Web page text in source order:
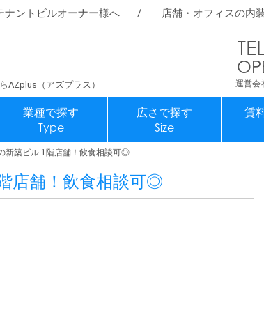
AZplus（アズプラス）
ナントビルオーナー様へ 店舗・オフィスの内
業種で探す
Type
広さで探す
Size
賃
運営会
新築ビル 1階店舗！飲食相談可◎
店舗！飲食相談可◎